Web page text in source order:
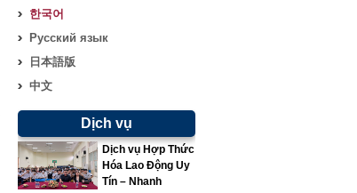
한국어
Русский язык
日本語版
中文
Dịch vụ
Dịch vụ Hợp Thức
Hóa Lao Động Uy
Tín – Nhanh